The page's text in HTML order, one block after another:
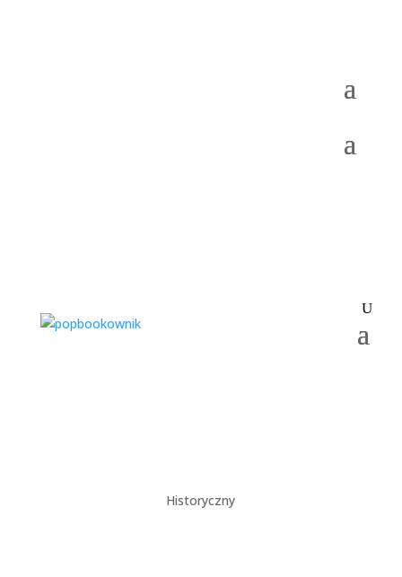
Historyczny